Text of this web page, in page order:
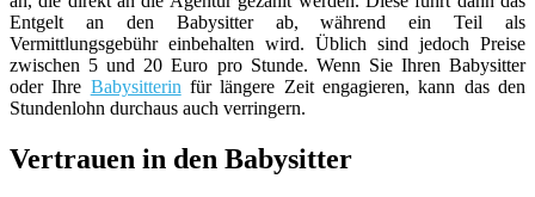
Entgelt an den Babysitter ab, während ein Teil als
Vermittlungsgebühr einbehalten wird. Üblich sind jedoch Preise
zwischen 5 und 20 Euro pro Stunde. Wenn Sie Ihren Babysitter
oder Ihre Babysitterin für längere Zeit engagieren, kann das den
Stundenlohn durchaus auch verringern.
Vertrauen in den Babysitter